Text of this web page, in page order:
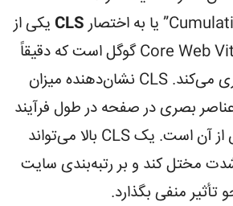
CLS یکی از
سه معیار اصلی Core Web Vitals گوگل است که دقیقاً
این ثبات را اندازه‌گیری می‌کند. CLS نشان‌دهنده میزان
بصری در صفحه در طول فرآیند
بارگذاری و حتی پس از آن است. یک CLS بالا می‌تواند
شدت مختل کند و بر رتبه‌بندی سایت
منفی بگذارد.